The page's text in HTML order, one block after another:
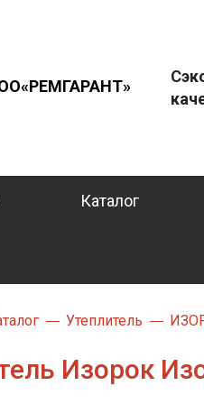
Каталог
Утеплитель
Изорок